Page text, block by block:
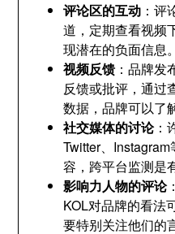
评论区的互动 ：
道，定期查看视频
现潜在的负面信息。
视频反馈 ：品牌
反馈或批评，通过
数据，品牌可以了
社交媒体的讨论：
Twitter、
容，跨平台监测是
影响力人物的评论
KOL对品牌的看法
要特别关注他们的